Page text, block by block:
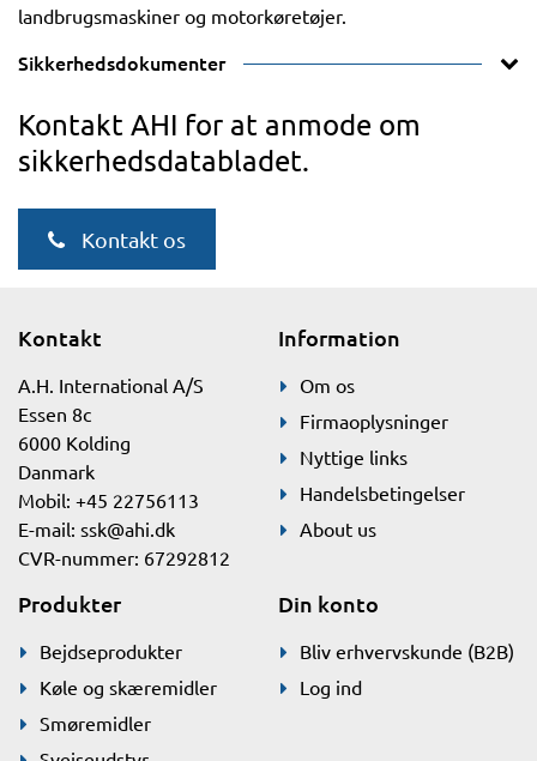
landbrugsmaskiner og motorkøretøjer.
Sikkerhedsdokumenter
Kontakt AHI for at anmode om
sikkerhedsdatabladet.
Kontakt os
Kontakt
A.H. International A/S
Essen 8c
6000 Kolding
Danmark
Mobil: +45 22756113
E-mail: ssk@ahi.dk
CVR-nummer: 67292812
Information
Om os
Firmaoplysninger
Nyttige links
Handelsbetingelser
About us
Produkter
Bejdseprodukter
Køle og skæremidler
Smøremidler
Din konto
Bliv erhvervskunde (B2B)
Log ind